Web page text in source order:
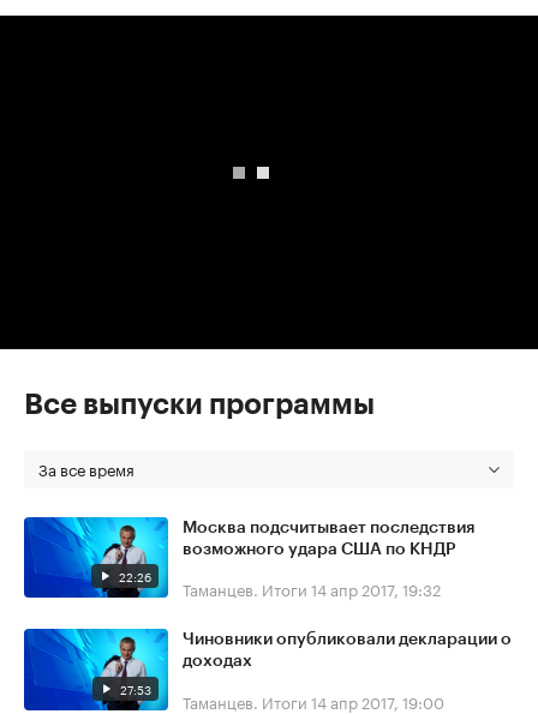
Все выпуски программы
За все время
22:26
Москва подсчитывает последствия
возможного удара США по КНДР
Таманцев. Итоги 14 апр 2017, 19:32
27:53
Чиновники опубликовали декларации о
доходах
Таманцев. Итоги 14 апр 2017, 19:00